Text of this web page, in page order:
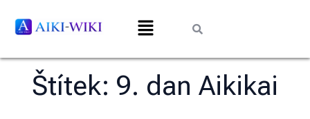
Štítek: 9. dan Aikikai